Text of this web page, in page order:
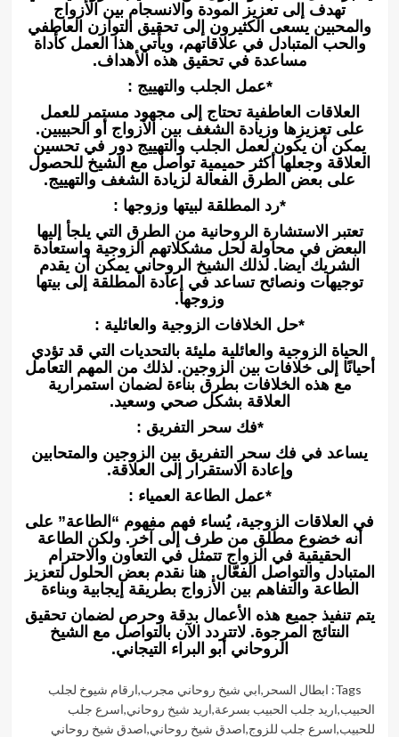
تهدف إلى تعزيز المودة والانسجام بين الأزواج
والمحبين يسعى الكثيرون إلى تحقيق التوازن العاطفي
والحب المتبادل في علاقاتهم، ويأتي هذا العمل كأداة
مساعدة في تحقيق هذه الأهداف.
*عمل الجلب والتهييج :
العلاقات العاطفية تحتاج إلى مجهود مستمر للعمل
على تعزيزها وزيادة الشغف بين الأزواج أو الحبيبين.
يمكن أن يكون لعمل الجلب والتهييج دور في تحسين
العلاقة وجعلها أكثر حميمية تواصل مع الشيخ للحصول
على بعض الطرق الفعالة لزيادة الشغف والتهييج.
*رد المطلقة لبيتها وزوجها :
تعتبر الاستشارة الروحانية من الطرق التي يلجأ إليها
البعض في محاولة لحل مشكلاتهم الزوجية واستعادة
الشريك ايضا. لذلك الشيخ الروحاني يمكن أن يقدم
توجيهات ونصائح تساعد في إعادة المطلقة إلى بيتها
وزوجها.
*حل الخلافات الزوجية والعائلية :
الحياة الزوجية والعائلية مليئة بالتحديات التي قد تؤدي
أحيانًا إلى خلافات بين الزوجين. لذلك من المهم التعامل
مع هذه الخلافات بطرق بناءة لضمان استمرارية
العلاقة بشكل صحي وسعيد.
*فك سحر التفريق :
يساعد في فك سحر التفريق بين الزوجين والمتحابين
وإعادة الاستقرار إلى العلاقة.
*عمل الطاعة العمياء :
في العلاقات الزوجية، يُساء فهم مفهوم “الطاعة” على
أنه خضوع مطلق من طرف إلى آخر. ولكن الطاعة
الحقيقية في الزواج تتمثل في التعاون والاحترام
المتبادل والتواصل الفعّال. هنا نقدم بعض الحلول لتعزيز
الطاعة والتفاهم بين الأزواج بطريقة إيجابية وبناءة
يتم تنفيذ جميع هذه الأعمال بدقة وحرص لضمان تحقيق
النتائج المرجوة. لاتتردد الآن بالتواصل مع الشيخ
الروحاني أبو البراء التيجاني.
Tags: ابطال السحر ,ابي شيخ روحاني مجرب,ارقام شيوخ لجلب
الحبيب,اريد جلب الحبيب بسرعة,اريد شيخ روحاني,اسرع جلب
للحبيب,اسرع جلب للزوج,اصدق شيخ روحاني,اصدق شيخ روحاني